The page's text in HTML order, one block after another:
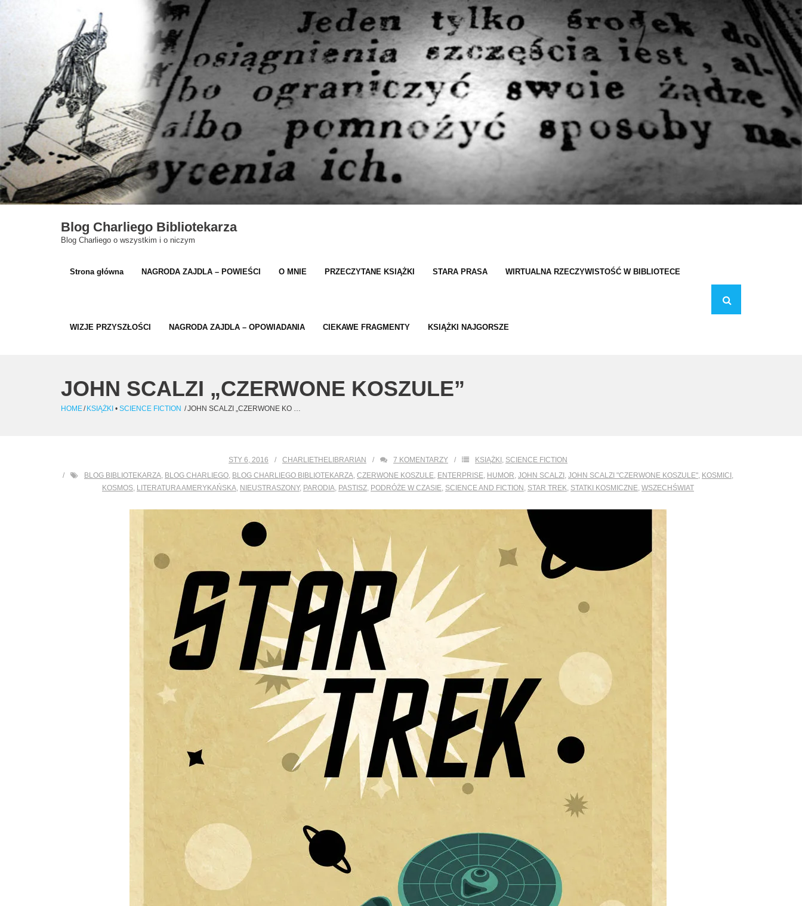
Blog Charliego Bibliotekarza
Blog Charliego o wszystkim i o niczym
Strona główna NAGRODA ZAJDLA – POWIEŚCI O MNIE PRZECZYTANE KSIĄŻKI STARA PRASA WIRTUALNA RZECZYWISTOŚĆ W BIBLIOTECE
WIZJE PRZYSZŁOŚCI NAGRODA ZAJDLA – OPOWIADANIA CIEKAWE FRAGMENTY KSIĄŻKI NAJGORSZE
JOHN SCALZI „CZERWONE KOSZULE”
HOME/ KSIĄŻKI • SCIENCE FICTION /JOHN SCALZI „CZERWONE KO …
STY 6, 2016 CHARLIETHELIBRARIAN 7 KOMENTARZY KSIĄŻKI SCIENCE FICTION
BLOG BIBLIOTEKARZA BLOG CHARLIEGO BLOG CHARLIEGO BIBLIOTEKARZA CZERWONE KOSZULE ENTERPRISE HUMOR JOHN SCALZI JOHN SCALZI "CZERWONE KOSZULE" KOSMICI
KOSMOS LITERATURA AMERYKAŃSKA NIEUSTRASZONY, PARODIA PASTISZ PODRÓŻE W CZASIE SCIENCE AND FICTION STAR TREK STATKI KOSMICZNE WSZECHŚWIAT